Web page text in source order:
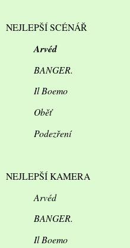
NEJLEPŠÍ SCÉNÁŘ
Arvéd
BANGER.
Il Boemo
Oběť
Podezření
NEJLEPŠÍ KAMERA
Arvéd
BANGER.
Il Boemo